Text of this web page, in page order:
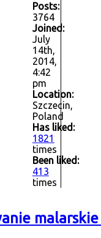
Posts:
3764
Joined:
July
14th,
2014,
4:42
pm
Location:
Szczecin,
Poland
Has liked:
1821
times
Been liked:
413
times